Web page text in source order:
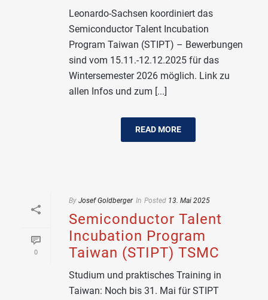
Leonardo-Sachsen koordiniert das
Semiconductor Talent Incubation
Program Taiwan (STIPT) – Bewerbungen
sind vom 15.11.-12.12.2025 für das
Wintersemester 2026 möglich. Link zu
allen Infos und zum [...]
READ MORE
0
By Josef Goldberger In Posted 13. Mai 2025
Semiconductor Talent
Incubation Program
Taiwan (STIPT) TSMC
Studium und praktisches Training in
Taiwan: Noch bis 31. Mai für STIPT